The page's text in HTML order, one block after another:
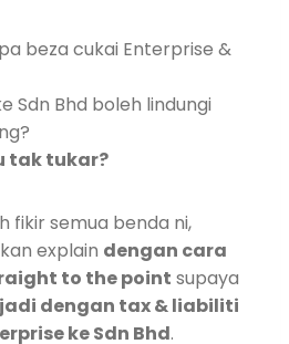
beza cukai Enterprise &
Sdn Bhd boleh lindungi
tak tukar?
fikir semua benda ni,
explain dengan cara
to the point supaya
dengan tax & liabiliti
ke Sdn Bhd.